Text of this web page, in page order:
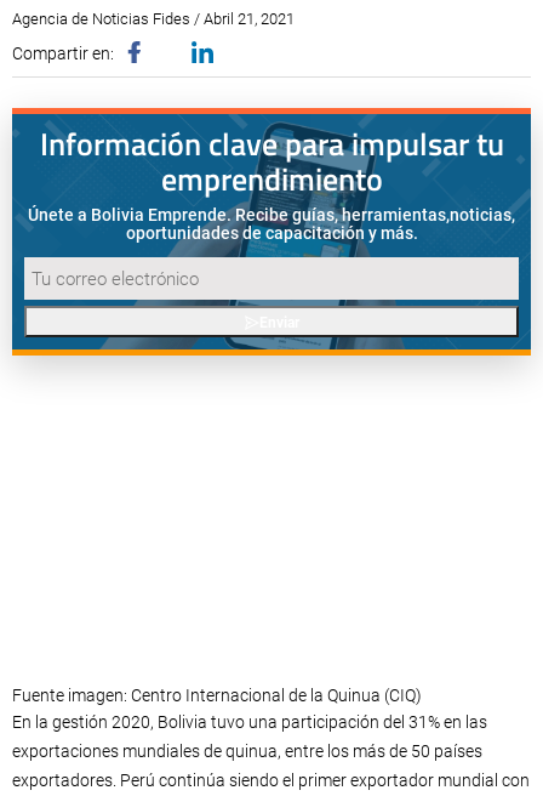
Agencia de Noticias Fides / Abril 21, 2021
Compartir en:
Información clave para impulsar tu
emprendimiento
Únete a Bolivia Emprende. Recibe guías, herramientas,noticias,
oportunidades de capacitación y más.
Fuente imagen: Centro Internacional de la Quinua (CIQ)
En la gestión 2020, Bolivia tuvo una participación del 31% en las
exportaciones mundiales de quinua, entre los más de 50 países
exportadores. Perú continúa siendo el primer exportador mundial con